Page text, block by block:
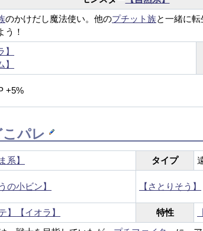
のかけだし魔法使い。他のプチット族と一緒に転
う！
】
】
+5%
こパレ
系】 タイプ
の小ビン】 【さとりそう】
】 【イオラ】 特性